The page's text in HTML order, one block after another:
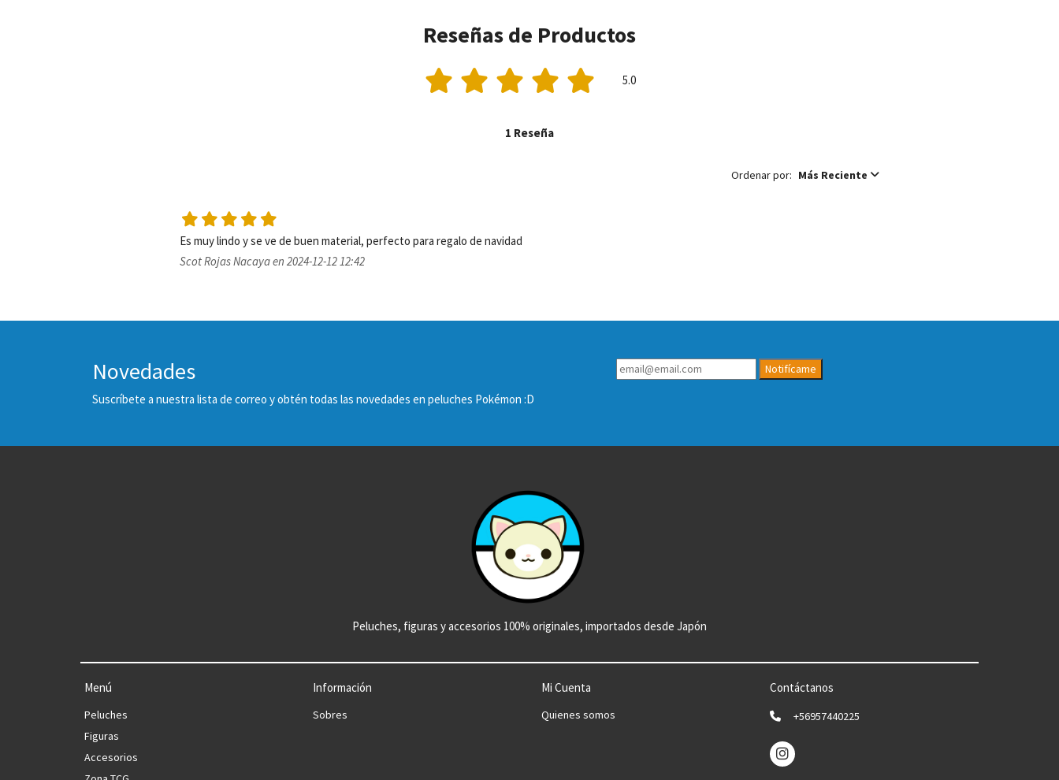
Reseñas de Productos
5.0
1 Reseña
Ordenar por: Más Reciente
Scot Rojas Nacaya en 2024-12-12 12:42
Novedades
Suscríbete a nuestra lista de correo y obtén todas las novedades en peluches Pokémon :D
Notifícame
Peluches, figuras y accesorios 100% originales, importados desde Japón
Menú
Peluches
Figuras
Accesorios
Información
Sobres
Mi Cuenta
Quienes somos
Contáctanos
+56957440225